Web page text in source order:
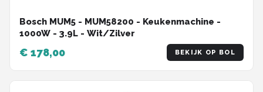
Bosch MUM5 - MUM58200 - Keukenmachine -
1000W - 3.9L - Wit/Zilver
€ 178,00 BEKIJK OP BOL